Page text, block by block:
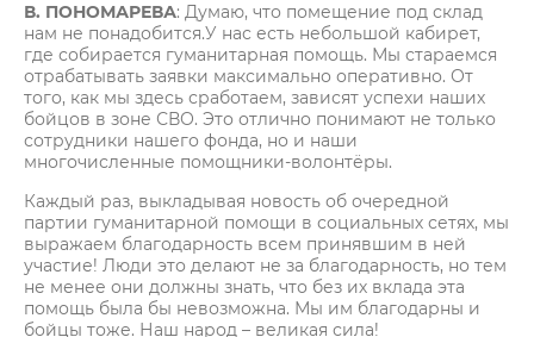
В. ПОНОМАРЕВА: Думаю, что помещение под склад
нам не понадобится.У нас есть небольшой кабирет,
где собирается гуманитарная помощь. Мы стараемся
отрабатывать заявки максимально оперативно. От
того, как мы здесь сработаем, зависят успехи наших
бойцов в зоне СВО. Это отлично понимают не только
сотрудники нашего фонда, но и наши
многочисленные помощники-волонтёры.
Каждый раз, выкладывая новость об очередной
партии гуманитарной помощи в социальных сетях, мы
выражаем благодарность всем принявшим в ней
участие! Люди это делают не за благодарность, но тем
не менее они должны знать, что без их вклада эта
помощь была бы невозможна. Мы им благодарны и
бойцы тоже. Наш народ – великая сила!